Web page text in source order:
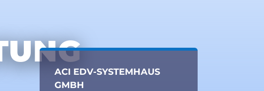
ACI EDV-SYSTEMHAUS
GMBH